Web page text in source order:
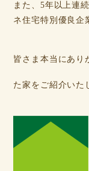
また、5年以上連
ネ住宅特別優良企
皆さま本当にあり
た家をご紹介いた